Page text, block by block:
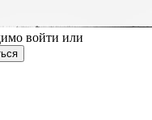
войти или